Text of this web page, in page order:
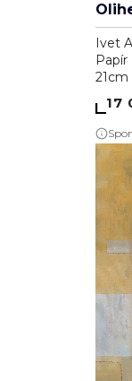
Ivet
Papír
17